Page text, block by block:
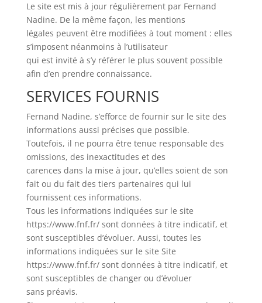
Le site est mis à jour régulièrement par Fernand
Nadine. De la même façon, les mentions
légales peuvent être modifiées à tout moment : elles
s’imposent néanmoins à l’utilisateur
qui est invité à s’y référer le plus souvent possible
afin d’en prendre connaissance.
SERVICES FOURNIS
Fernand Nadine, s’efforce de fournir sur le site des
informations aussi précises que possible.
Toutefois, il ne pourra être tenue responsable des
omissions, des inexactitudes et des
carences dans la mise à jour, qu’elles soient de son
fait ou du fait des tiers partenaires qui lui
fournissent ces informations.
Tous les informations indiquées sur le site
https://www.fnf.fr/ sont données à titre indicatif, et
sont susceptibles d’évoluer. Aussi, toutes les
informations indiquées sur le site Site
https://www.fnf.fr/ sont données à titre indicatif, et
sont susceptibles de changer ou d’évoluer
sans préavis.